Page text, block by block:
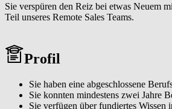
Sie verspüren den Reiz bei etwas Neuem
Teil unseres Remote Sales Teams.
Profil
Sie haben eine abgeschlossene
Sie konnten mindestens zwei Jahre
Sie verfügen über fundiertes